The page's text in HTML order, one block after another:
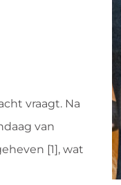
vraagt. Na
van
[1], wat